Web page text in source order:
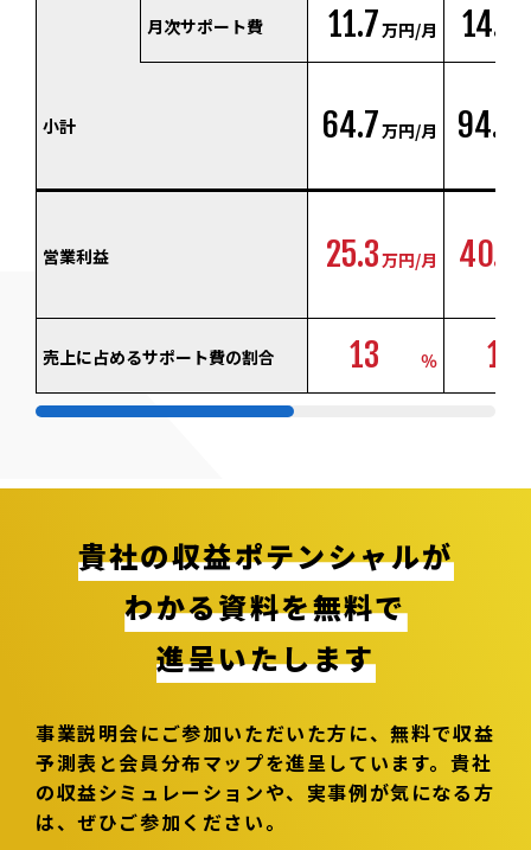
月次サポート費 11.7万円/月 14.9
小計 64.7万円/月 94.4
営業利益 25.3万円/月 40.6
売上に占めるサポート費の割合 13 ％ 11
貴社の収益ポテンシャルが
わかる資料を無料で
進呈いたします
事業説明会にご参加いただいた方に、無料で収益
予測表と会員分布マップを進呈しています。貴社
の収益シミュレーションや、実事例が気になる方
は、ぜひご参加ください。